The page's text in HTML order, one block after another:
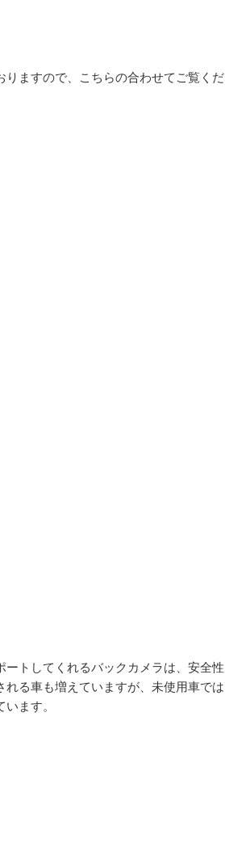
ますので、こちらの合わせてご覧くだ
トしてくれるバックカメラは、安全性
る車も増えていますが、未使用車では
ます。